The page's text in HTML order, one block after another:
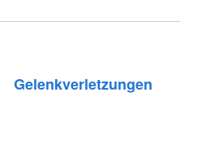
Gelenkverletzungen